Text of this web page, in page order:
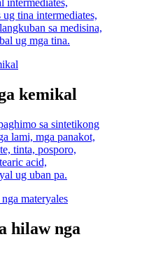
tina intermediates,
sa medisina,
ug mga tina.
kemikal
sa sintetikong
lami, mga panakot,
tinta, posporo,
acid,
ug uban pa.
hilaw nga